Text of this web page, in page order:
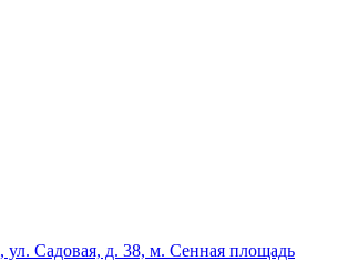
Садовая, д. 38, м. Сенная площадь